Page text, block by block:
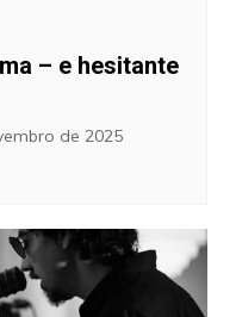
– e hesitante
de 2025